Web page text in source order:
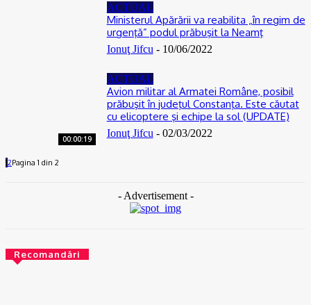
ACTUAL
Ministerul Apărării va reabilita „în regim de
urgenţă” podul prăbuşit la Neamţ
Ionuţ Jifcu - 10/06/2022
00:00:19
ACTUAL
Avion militar al Armatei Române, posibil
prăbuşit în judeţul Constanţa. Este căutat
cu elicoptere şi echipe la sol (UPDATE)
Ionuţ Jifcu - 02/03/2022
12Pagina 1 din 2
- Advertisement -
Recomandări